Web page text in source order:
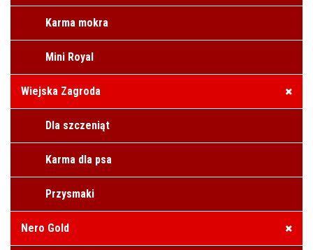
Karma mokra
Mini Royal
Wiejska Zagroda
Dla szczeniąt
Karma dla psa
Przysmaki
Nero Gold